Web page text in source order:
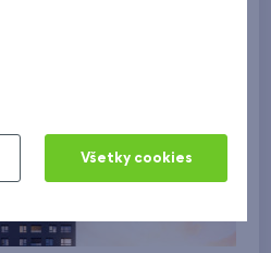
Všetky cookies